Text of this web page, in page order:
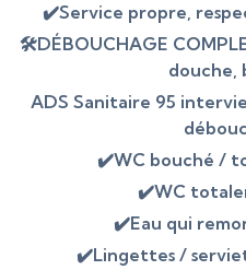
✔️Service propre,
🛠DÉBOUCHAGE
douche,
ADS Sanitaire 95
✔️WC bouché /
✔️WC
✔️Eau qui
✔️Lingettes /